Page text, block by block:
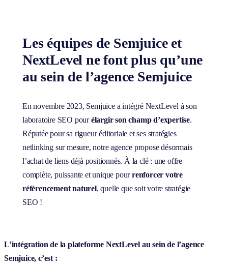
Les équipes de Semjuice et
NextLevel ne font plus qu’une
au sein de l’agence Semjuice
En novembre 2023, Semjuice a intégré NextLevel à son
laboratoire SEO pourélargir son champ d’expertise.
Réputée pour sa rigueur éditoriale et ses stratégies
netlinking sur mesure, notre agence propose désormais
l’achat de liens déjà positionnés. À la clé : une offre
complète, puissante et unique pourrenforcer votre
référencement naturel, quelle que soit votre stratégie
SEO !
L’intégration de la plateforme NextLevel au sein de l’agence
Semjuice, c’est :